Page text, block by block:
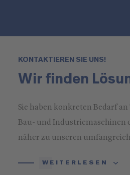
KONTAKTIEREN SIE UNS!
Wir finden
Sie haben konkreten Bedarf
Bau- und Industriemaschinen
näher zu unseren
WEITERLESEN